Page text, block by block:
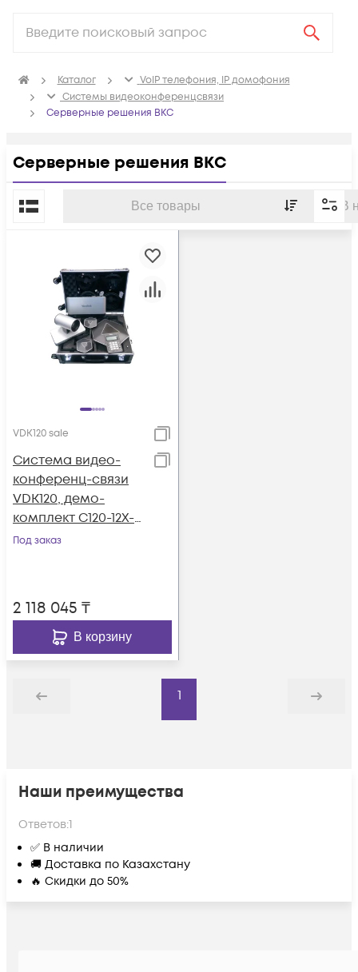
Каталог
VoIP телефония, IP домофония
Системы видеоконференцсвязи
Серверные решения ВКС
Серверные решения ВКС
Все товары В
По популярности
VDK120 sale
Система видео-
конференц-связи
VDK120, демо-
комплект C120-12X-
VCP41-8way,8
Под заказ
2 118 045 ₸
В корзину
Назад
1
Дальше
Наши преимущества
Ответов:1
✅ В наличии
🚚 Доставка по Казахстану
🔥 Скидки до 50%